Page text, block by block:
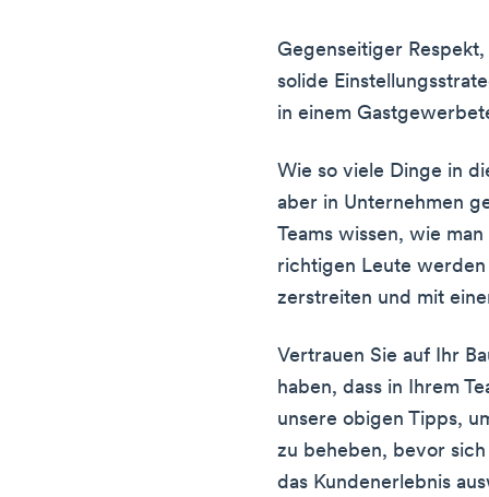
Gegenseitiger
solide
in einem
Wie so viele Dinge in
aber in Unternehmen
Teams wissen, wie
richtigen Leute werden
zerstreiten und mit
Vertrauen Sie auf Ihr
haben, dass in Ihrem
unsere obigen Tipps,
zu beheben, bevor
das Kundenerlebnis